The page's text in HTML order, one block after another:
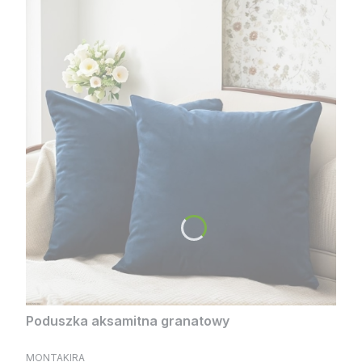
wnętrzu przez długie lata. Pozdrawiamy
Poduszka aksamitna granatowy
PRODUCENT
MONTAKIRA